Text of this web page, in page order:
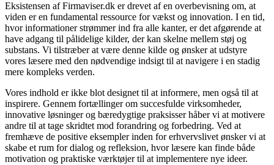
Eksistensen af Firmaviser.dk er drevet af en overbevisning om, at
viden er en fundamental ressource for vækst og innovation. I en tid,
hvor informationer strømmer ind fra alle kanter, er det afgørende at
have adgang til pålidelige kilder, der kan skelne mellem støj og
substans. Vi tilstræber at være denne kilde og ønsker at udstyre
vores læsere med den nødvendige indsigt til at navigere i en stadig
mere kompleks verden.
Vores indhold er ikke blot designet til at informere, men også til at
inspirere. Gennem fortællinger om succesfulde virksomheder,
innovative løsninger og bæredygtige praksisser håber vi at motivere
andre til at tage skridtet mod forandring og forbedring. Ved at
fremhæve de positive eksempler inden for erhvervslivet ønsker vi at
skabe et rum for dialog og refleksion, hvor læsere kan finde både
motivation og praktiske værktøjer til at implementere nye ideer.